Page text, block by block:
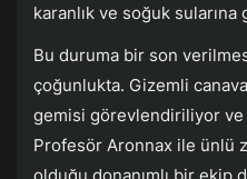
karanlık ve soğuk sularına
Bu duruma bir son
çoğunlukta. Gizemli
gemisi görevlendiriliyor ve
Profesör Aronnax ile ünlü